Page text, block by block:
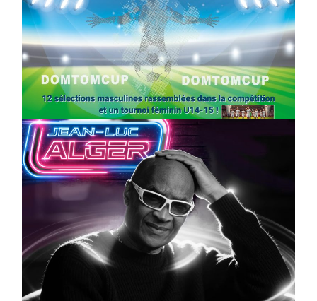
SPORT COMPÉTITIONS FOOTBALL JEUNESSE & SPORTS
Foot : la DTC 2026 approche
On03/04/2026byWebmaster2Risi